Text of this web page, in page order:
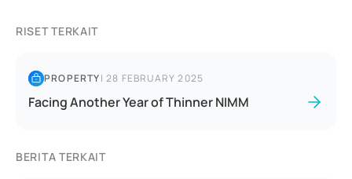
RISET TERKAIT
PROPERTY|28 FEBRUARY 2025
Facing Another Year of Thinner NIMM
BERITA TERKAIT